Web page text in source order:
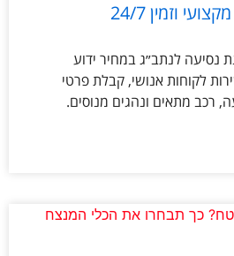
וזמין 24/7
נסיעה לנתב״ג במחיר ידוע
זמינות 24/7, שירות לקוחות אנושי, קבלת פרטי
רכב מתאים ונהגים מנוסים.